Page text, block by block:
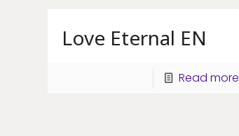
Love Eternal EN
Read more